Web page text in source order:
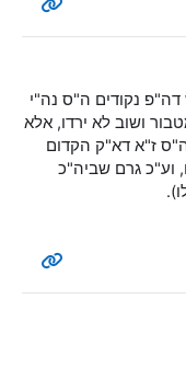
נקודים ה"ס נה"י
ושוב לא ירדו, אלא
ז"א דא"ק הקדום
וע"כ גרם שביה"כ